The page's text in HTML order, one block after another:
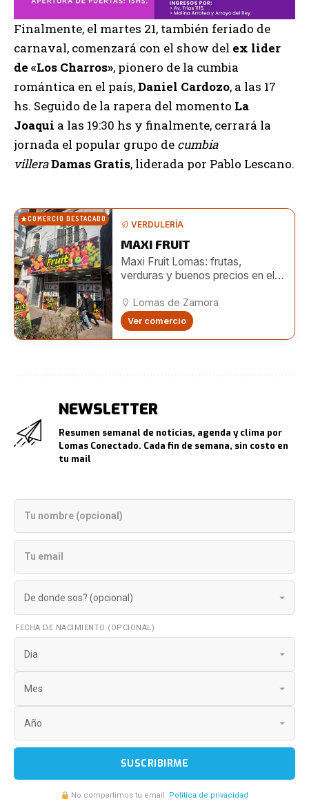
Finalmente, el martes 21, también feriado de
carnaval, comenzará con el show del ex lider
de «Los Charros», pionero de la cumbia
romántica en el país,Daniel Cardozo, a las 17
hs. Seguido de la rapera del momento La
Joaqui a las 19:30 hs y finalmente, cerrará la
jornada el popular grupo de cumbia
villeraDamas Gratis, liderada por Pablo Lescano.
COMERCIO DESTACADO
VERDULERÍA
MAXI FRUIT
Maxi Fruit Lomas: frutas,
verduras y buenos precios en el
Lomas de Zamora
Ver comercio
NEWSLETTER
Resumen semanal de noticias, agenda y clima por
Lomas Conectado. Cada fin de semana, sin costo en
tu mail
FECHA DE NACIMIENTO (OPCIONAL)
SUSCRIBIRME
No compartimos tu email. Politica de privacidad